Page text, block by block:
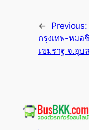
← Previous:
กรุงเทพ-หมอ
เขมราฐ จ.อุบ